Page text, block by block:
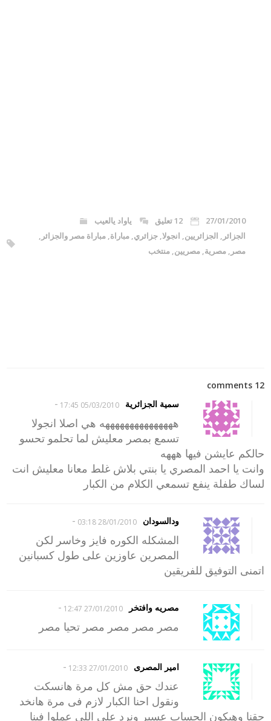
27/01/2010 12 تعليق
ياواد يالعيب
الجزائر , الجزائريين, انجولا,جزائري,مباراة,مباراة مصر والجزائر ,
مصر ,مصرية,مصريين,منتخب
12 comments
سمية الجزائرية
05/03/2010 17:45
-
هههههههههههههههه هي اصلا انجولا
تسمع بمصر معليش لما تحلمو تحسو
حالكم عايشن فيها هههه
وانت يا احمد المصري يا بنتي بلاش غلط معانا معليش انت
لساك طفلة ينفع تسمعي الكلام من الكبار
ودالسودان 28/01/2010 03:18
-
المشكله الكوره فايز وخاسر لكن
المصرين عاوزين على طول كسبانين
اتمنى التوفيق للفريقين
مصريه وافتخر 27/01/2010 12:47
-
مصر مصر مصر مصر تحيا مصر
امير المصرى 27/01/2010 12:33
-
عندك حق مش كل مرة هانسكت
ونقول احنا الكبار لازم فى مرة هانخد
حقنا وهيكون الحساب عسير ونرد على اللى عملوا فينا